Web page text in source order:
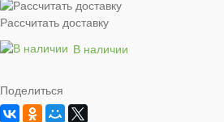
Рассчитать доставку
В наличии
Поделиться